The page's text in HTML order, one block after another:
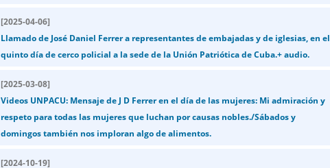
[2025-04-06]
Llamado de José Daniel Ferrer a representantes de embajadas y de iglesias, en el
quinto día de cerco policial a la sede de la Unión Patriótica de Cuba.+ audio.
[2025-03-08]
Videos UNPACU: Mensaje de J D Ferrer en el día de las mujeres: Mi admiración y
respeto para todas las mujeres que luchan por causas nobles./Sábados y
domingos también nos imploran algo de alimentos.
[2024-10-19]